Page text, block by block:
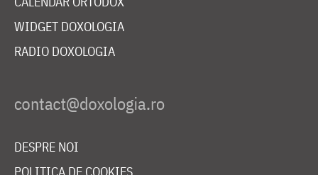
WIDGET DOXOLOGIA
RADIO DOXOLOGIA
DESPRE NOI
POLITICA DE COOKIES